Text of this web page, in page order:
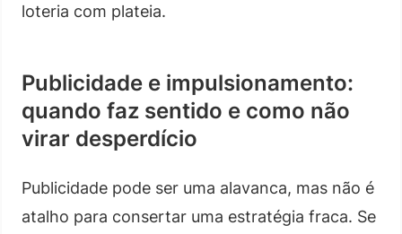
loteria com plateia.
Publicidade e impulsionamento:
quando faz sentido e como não
virar desperdício
Publicidade pode ser uma alavanca, mas não é
atalho para consertar uma estratégia fraca. Se